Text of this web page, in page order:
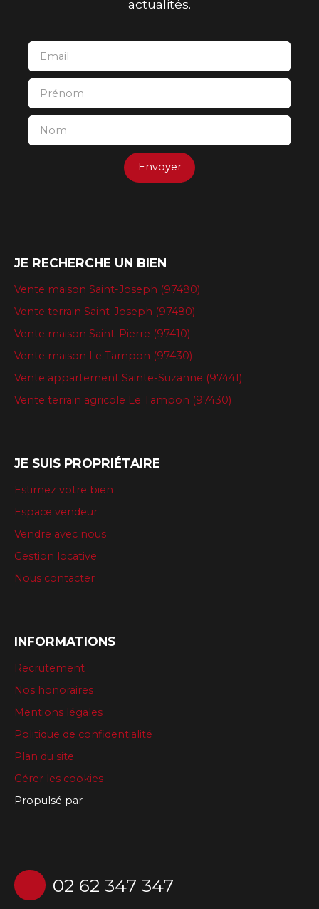
actualités.
Email
Prénom
Nom
Envoyer
JE RECHERCHE UN BIEN
Vente maison Saint-Joseph (97480)
Vente terrain Saint-Joseph (97480)
Vente maison Saint-Pierre (97410)
Vente maison Le Tampon (97430)
Vente appartement Sainte-Suzanne (97441)
Vente terrain agricole Le Tampon (97430)
JE SUIS PROPRIÉTAIRE
Estimez votre bien
Espace vendeur
Vendre avec nous
Gestion locative
Nous contacter
INFORMATIONS
Recrutement
Nos honoraires
Mentions légales
Politique de confidentialité
Plan du site
Gérer les cookies
Propulsé par
02 62 347 347